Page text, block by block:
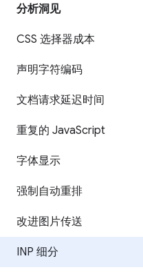
分析洞见
CSS 选择器成本
声明字符编码
文档请求延迟时间
重复的 JavaScript
字体显示
强制自动重排
改进图片传送
INP 细分